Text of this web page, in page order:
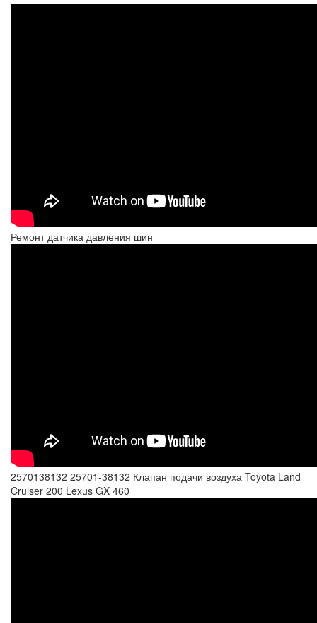
Ремонт датчика давления шин
2570138132 25701-38132 Клапан подачи воздуха Toyota Land
Cruiser 200 Lexus GX 460